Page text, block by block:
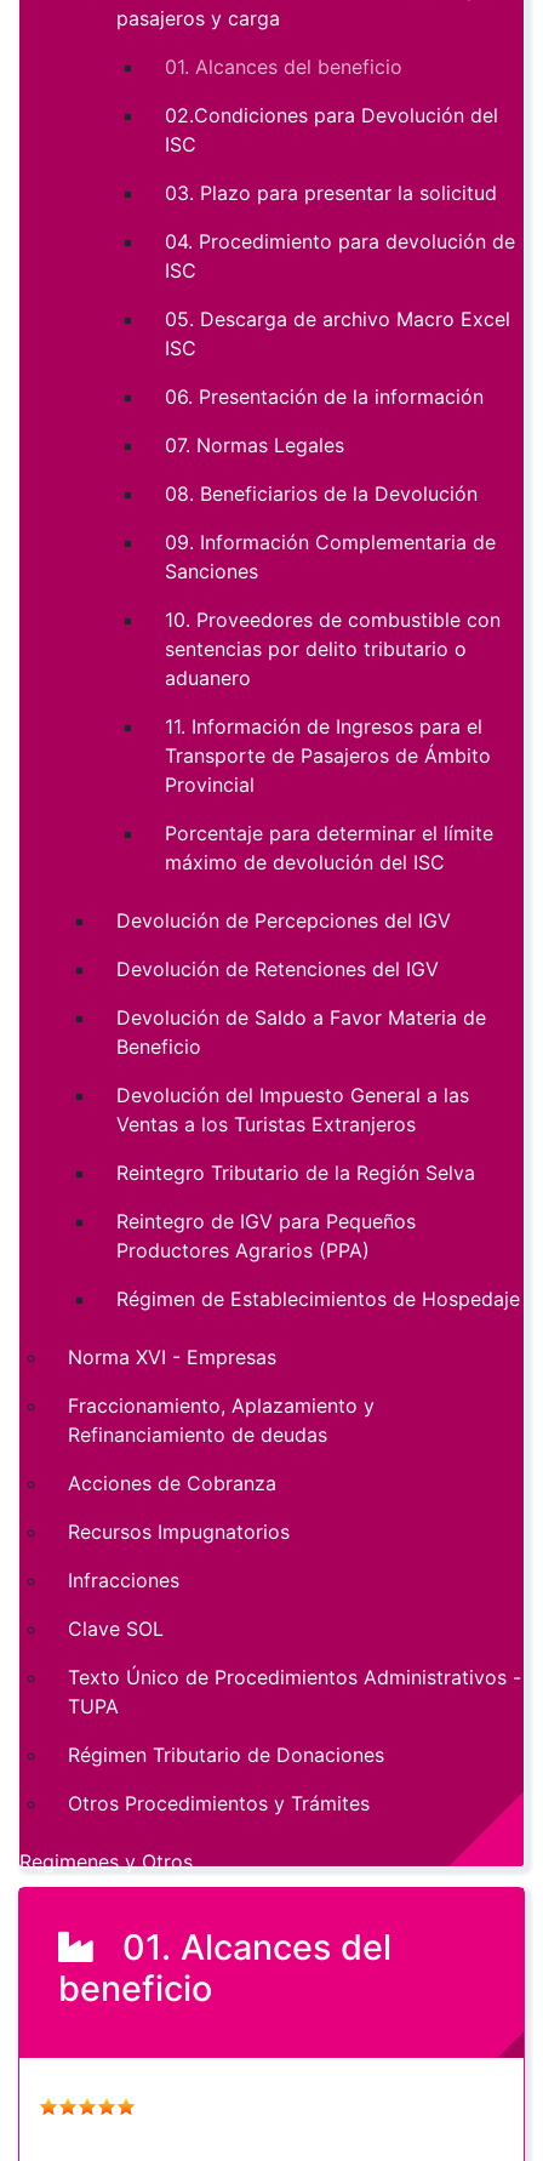
01. Alcances del
beneficio
pasajeros y carga
01. Alcances del beneficio
02.Condiciones para Devolución del
ISC
03. Plazo para presentar la solicitud
04. Procedimiento para devolución de
ISC
05. Descarga de archivo Macro Excel
ISC
06. Presentación de la información
07. Normas Legales
08. Beneficiarios de la Devolución
09. Información Complementaria de
Sanciones
10. Proveedores de combustible con
sentencias por delito tributario o
aduanero
11. Información de Ingresos para el
Transporte de Pasajeros de Ámbito
Provincial
Porcentaje para determinar el límite
máximo de devolución del ISC
Devolución de Percepciones del IGV
Devolución de Retenciones del IGV
Devolución de Saldo a Favor Materia de
Beneficio
Devolución del Impuesto General a las
Ventas a los Turistas Extranjeros
Reintegro Tributario de la Región Selva
Reintegro de IGV para Pequeños
Productores Agrarios (PPA)
Régimen de Establecimientos de Hospedaje
Norma XVI - Empresas
Fraccionamiento, Aplazamiento y
Refinanciamiento de deudas
Acciones de Cobranza
Recursos Impugnatorios
Infracciones
Clave SOL
Texto Único de Procedimientos Administrativos -
TUPA
Régimen Tributario de Donaciones
Otros Procedimientos y Trámites
Regimenes y Otros